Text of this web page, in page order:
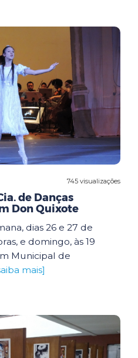
745 visualizações
de Danças
Don Quixote
dias 26 e 27 de
e domingo, às 19
Municipal de
mais]